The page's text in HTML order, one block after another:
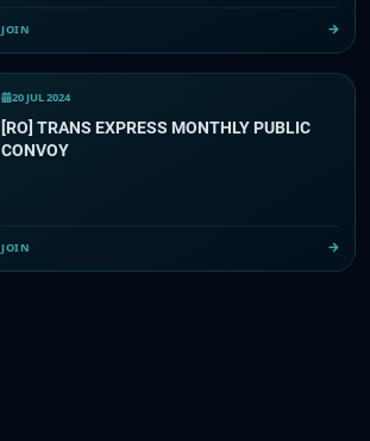
JOIN
20 JUL 2024
[RO] TRANS EXPRESS MONTHLY PUBLIC
CONVOY
JOIN